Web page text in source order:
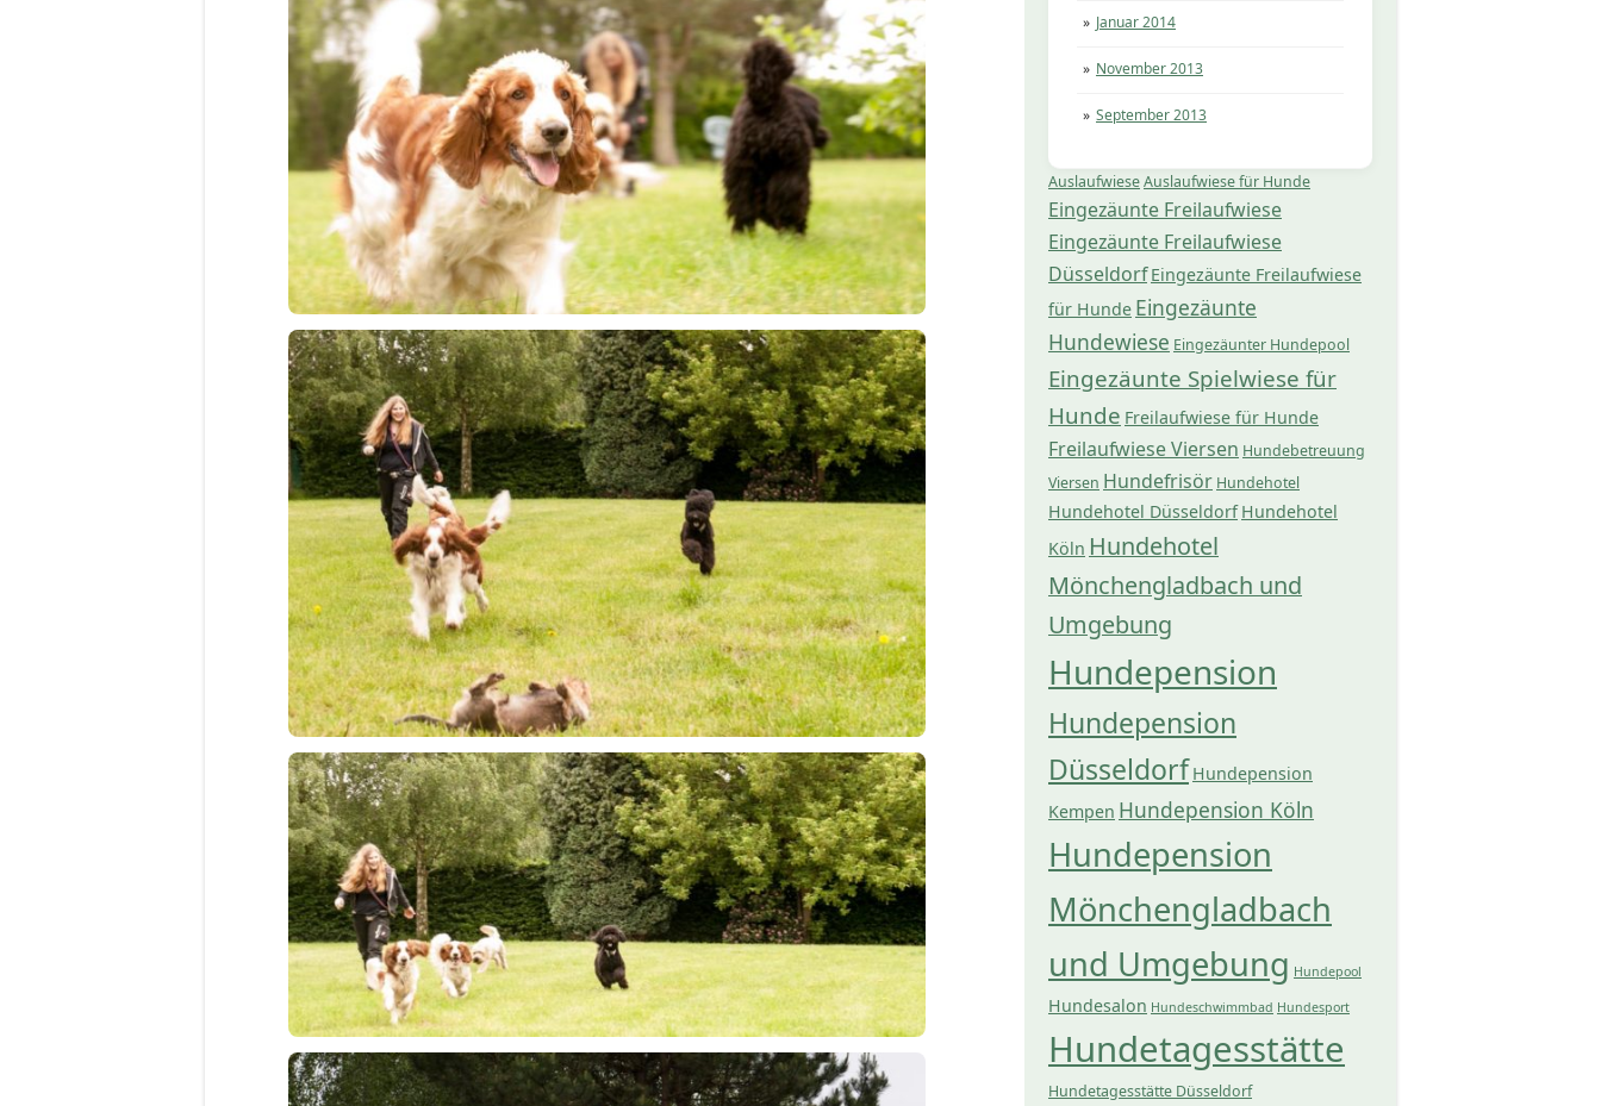
Januar 2014
November 2013
September 2013
AuslaufwieseAuslaufwiese für Hunde
Eingezäunte Freilaufwiese
Eingezäunte Freilaufwiese
Düsseldorf Eingezäunte Freilaufwiese
für Hunde Eingezäunte
Hundewiese Eingezäunter Hundepool
Eingezäunte Spielwiese für
Hunde Freilaufwiese für Hunde
Freilaufwiese Viersen Hundebetreuung
Viersen Hundefrisör Hundehotel
Hundehotel Düsseldorf Hundehotel
Köln Hundehotel
Mönchengladbach und
Umgebung
Hundepension
Hundepension
Düsseldorf Hundepension
Kempen Hundepension Köln
Hundepension
Mönchengladbach
und Umgebung Hundepool
Hundesalon Hundeschwimmbad Hundesport
Hundetagesstätte
Hundetagesstätte Düsseldorf